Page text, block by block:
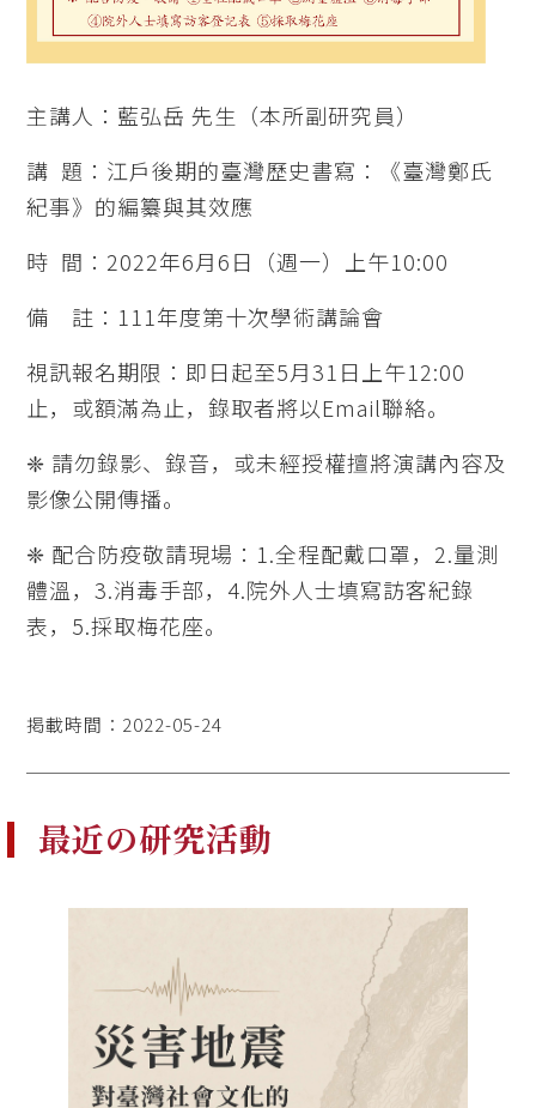
主講人：藍弘岳 先生（本所副研究員）
講 題：江戶後期的臺灣歷史書寫：《臺灣鄭氏
紀事》的編纂與其效應
時 間：2022年6月6日（週一）上午10:00
備 註：111年度第十次學術講論會
視訊報名期限：即日起至5月31日上午12:00
止，或額滿為止，錄取者將以Email聯絡。
❈ 請勿錄影、錄音，或未經授權擅將演講內容及
影像公開傳播。
❈ 配合防疫敬請現場：1.全程配戴口罩，2.量測
體溫，3.消毒手部，4.院外人士填寫訪客紀錄
表，5.採取梅花座。
掲載時間：2022-05-24
最近の研究活動